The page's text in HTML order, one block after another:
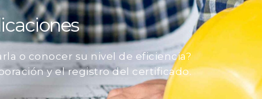
o conocer su nivel de eficiencia?
y el registro del certificado.